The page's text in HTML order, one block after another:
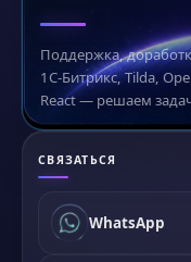
Поддержка,
1С-Битрикс, Tilda,
React — решаем
СВЯЗАТЬСЯ
WhatsApp